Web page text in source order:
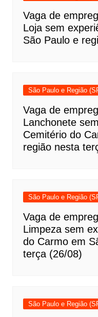
Vaga de
Loja sem
São Paulo e
São Paulo e Região
Vaga de
Lanchonete
Cemitério do
região nesta
São Paulo e Região
Vaga de
Limpeza sem
do Carmo em
terça (26/08)
São Paulo e Região